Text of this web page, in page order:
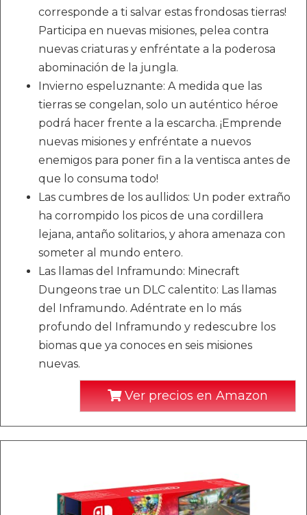
corresponde a ti salvar estas frondosas tierras!
Participa en nuevas misiones, pelea contra
nuevas criaturas y enfréntate a la poderosa
abominación de la jungla.
Invierno espeluznante: A medida que las
tierras se congelan, solo un auténtico héroe
podrá hacer frente a la escarcha. ¡Emprende
nuevas misiones y enfréntate a nuevos
enemigos para poner fin a la ventisca antes de
que lo consuma todo!
Las cumbres de los aullidos: Un poder extraño
ha corrompido los picos de una cordillera
lejana, antaño solitarios, y ahora amenaza con
someter al mundo entero.
Las llamas del Inframundo: Minecraft
Dungeons trae un DLC calentito: Las llamas
del Inframundo. Adéntrate en lo más
profundo del Inframundo y redescubre los
biomas que ya conoces en seis misiones
nuevas.
Ver precios en Amazon